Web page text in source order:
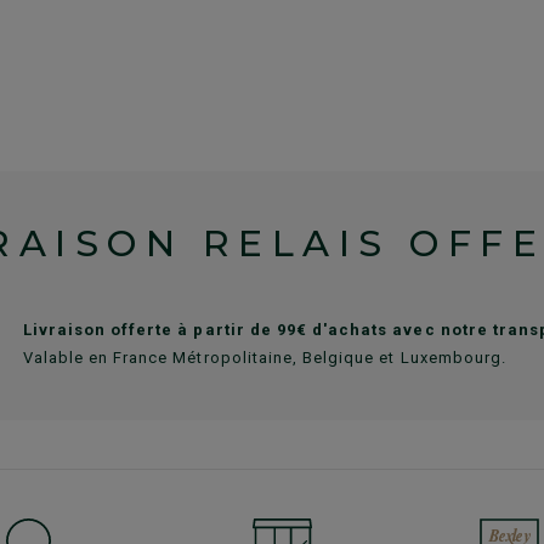
RELAIS
Livraison offerte à partir de 99€ d'achats avec notre
Valable en France Métropolitaine, Belgique et Luxembourg.